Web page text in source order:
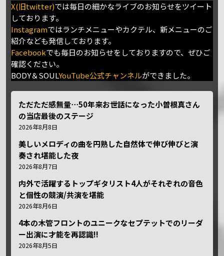
X(旧twitter)では毎日の細かなライブのお知らせをツイート
しております。
Instagramではランチメニューやカクテル、新メニューのご
紹介なども発信しております。
Facebookでも毎日のお知らせをしておりますので、ぜひご
確認ください。
BODY＆SOULYouTube公式チャンネルができました。
ただただ感無量⋯50年来お世話になった小曽根真さん
の当店最後のステージ
2026年8月8日
美しいメロディの曲を円熟した自然体で伸び伸びと演
奏され堪能した夜
2026年8月7日
内外で活躍するトップギタリスト4人がそれぞれの音色
と個性の競演/共演を堪能
2026年8月6日
4本の木管フロントのユニークなセプテットでのリーダ
ー出演に才能を再認識!!
2026年8月5日